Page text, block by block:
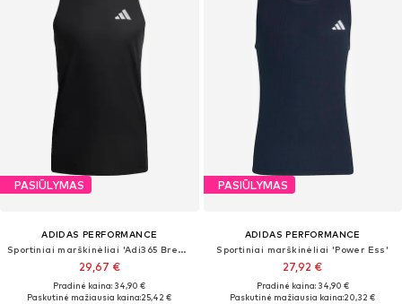
PASIŪLYMAS
ADIDAS PERFORMANCE
Sportiniai marškinėliai 'Adi365 Breeze'
29,67 €
Pradinė kaina: 34,90 €
Paskutinė mažiausia kaina:25,42 €
PASIŪLYMAS
ADIDAS PERFORMANCE
Sportiniai marškinėliai 'Power Ess'
27,92 €
Pradinė kaina: 34,90 €
Paskutinė mažiausia kaina:20,32 €